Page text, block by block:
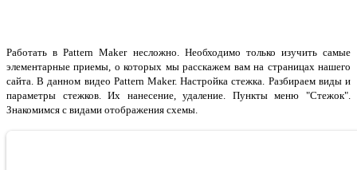
Работать в Pattern Maker несложно. Необходимо только изучить самые
элементарные приемы, о которых мы расскажем вам на страницах нашего
сайта. В данном видео Pattern Maker. Настройка стежка. Разбираем виды и
параметры стежков. Их нанесение, удаление. Пункты меню "Стежок".
Знакомимся с видами отображения схемы.